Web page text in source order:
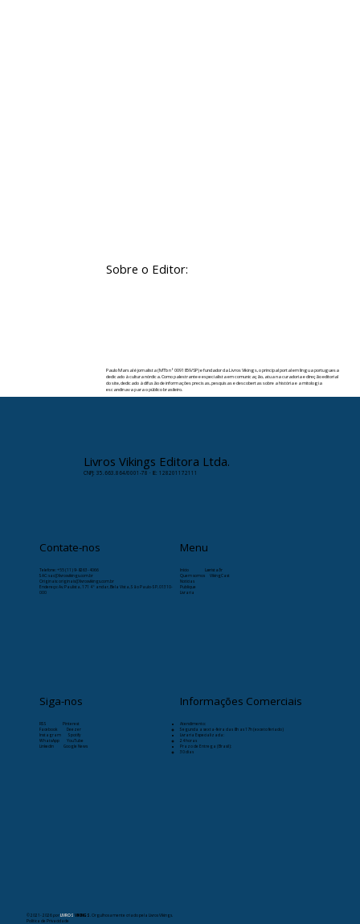
Sobre o Editor:
Paulo Marsal é jornalista (MTb nº 0091859/SP) e fundador da Livros Vikings, o principal portal em língua portuguesa
dedicado à cultura nórdica. Como palestrante e especialista em comunicação, atua na curadoria e direção editorial
do site, dedicado à difusão de informações precisas, pesquisas e descobertas sobre a história e a mitologia
escandinava para o público brasileiro.
Livros Vikings Editora Ltda.
CNPJ: 35.663.864/0001-78 · IE: 128201172111
Contate-nos
Telefone:+55 (11) 9-8263-4066
SAC: sac@livrosvikings.com.br
Originais: originais@livrosvikings.com.br
Endereço: Av. Paulista, 171 4º andar, Bela Vista, São Paulo-SP, 01310-
000
Menu
Início
Læristaðr
Quem somos
VikingCast
Notícias
Publique
Livraria
Siga-nos
RSS
Pinterest
Facebook
Deezer
Instagram
Spotify
WhatsApp
YouTube
Linkedin
Google News
Informações Comerciais
Atendimento:
Segunda a sexta-feira das 8h as 17h (exceto feriado)
Livraria Especializada:
24 horas
Prazo de Entrega (Brasil):
30 dias
© 2021- 2026por LIVROSVIKINGS . Orgulhosamente criado pela Livros Vikings.
Política de Privacidade